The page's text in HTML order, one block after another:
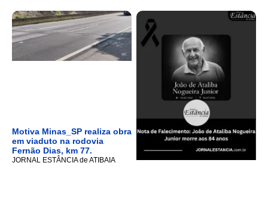
Motiva Minas_SP realiza obra
em viaduto na rodovia
Fernão Dias, km 77.
JORNAL ESTÂNCIA de ATIBAIA